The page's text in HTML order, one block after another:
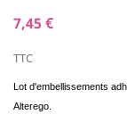
7,45 €
TTC
Lot d'embellissements
Alterego.